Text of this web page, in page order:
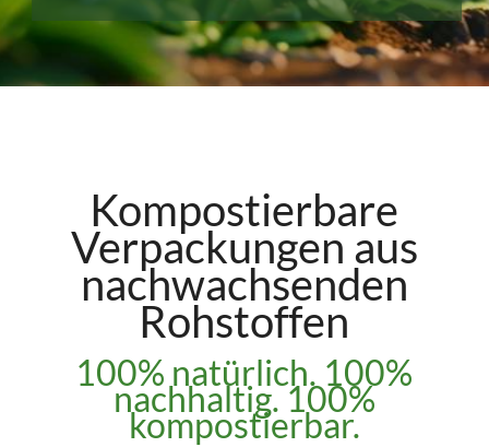
Kompostierbare
Verpackungen aus
nachwachsenden
Rohstoffen
100% natürlich. 100%
nachhaltig. 100%
kompostierbar.